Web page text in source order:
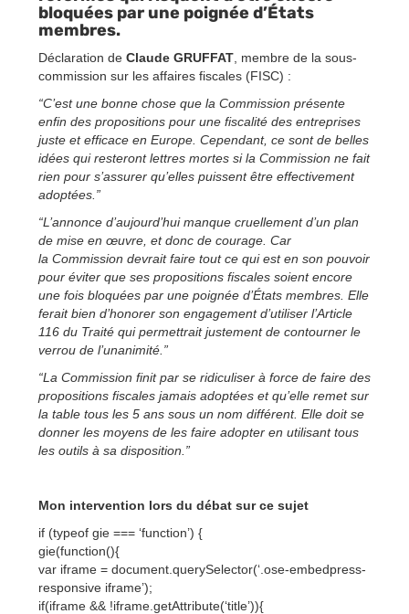
bloquées par une poignée d’États
membres.
Déclaration de Claude GRUFFAT , membre de la sous-
commission sur les affaires fiscales (FISC) :
“C’est une bonne chose que la Commission présente
enfin des propositions pour une fiscalité des entreprises
juste et efficace en Europe. Cependant, ce sont de belles
idées qui resteront lettres mortes si la Commission ne fait
rien pour s’assurer qu’elles puissent être effectivement
adoptées.”
“L’annonce d’aujourd’hui manque cruellement d’un plan
de mise en œuvre, et donc de courage. Car
la Commission devrait faire tout ce qui est en son pouvoir
pour éviter que ses propositions fiscales soient encore
une fois bloquées par une poignée d’États membres. Elle
ferait bien d’honorer son engagement d’utiliser l’Article
116 du Traité qui permettrait justement de contourner le
verrou de l’unanimité.”
“La Commission finit par se ridiculiser à force de faire des
propositions fiscales jamais adoptées et qu’elle remet sur
la table tous les 5 ans sous un nom différent. Elle doit se
donner les moyens de les faire adopter en utilisant tous
les outils à sa disposition.”
Mon intervention lors du débat sur ce sujet
if (typeof gie === ‘function’) {
gie(function(){
var iframe = document.querySelector(‘.ose-embedpress-
responsive iframe’);
if(iframe && !iframe.getAttribute(‘title’)){